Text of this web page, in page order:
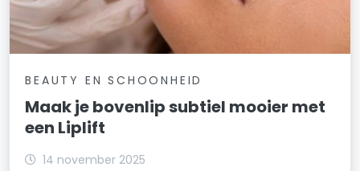
BEAUTY EN SCHOONHEID
Maak je bovenlip subtiel mooier met
een Liplift
14 november 2025